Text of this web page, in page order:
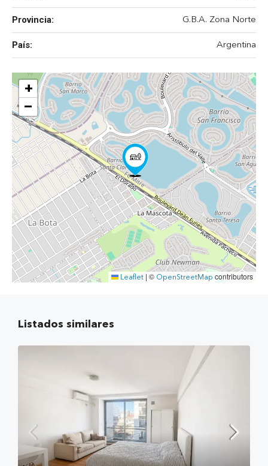
Provincia: G.B.A. Zona Norte
País: Argentina
+
−
Leaflet © OpenStreetMap contributors
Listados similares